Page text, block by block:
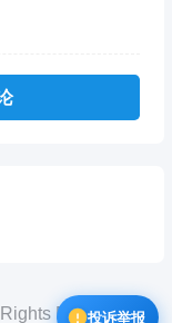
Reserved.
投诉举报